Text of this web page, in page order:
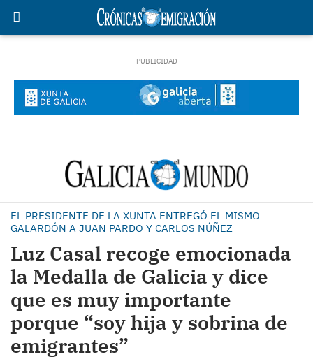
EL PRESIDENTE DE LA XUNTA ENTREGÓ EL MISMO
GALARDÓN A JUAN PARDO Y CARLOS NÚÑEZ
Luz Casal recoge emocionada
la Medalla de Galicia y dice
que es muy importante
porque “soy hija y sobrina de
emigrantes”